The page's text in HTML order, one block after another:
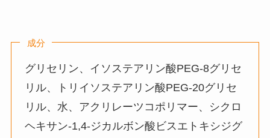
成分
グリセリン、イソステアリン酸PEG-8グリセ
リル、トリイソステアリン酸PEG-20グリセ
リル、水、アクリレーツコポリマー、シクロ
ヘキサン-1,4-ジカルボン酸ビスエトキシジグ